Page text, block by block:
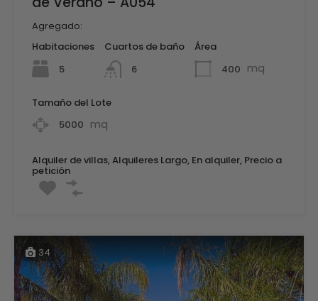
Agregado:
Habitaciones
5
Cuartos de baño
6
Área
400 mq
Tamaño del Lote
5000 mq
Alquiler de villas, Alquileres Largo, En alquiler, Precio a
petición
34